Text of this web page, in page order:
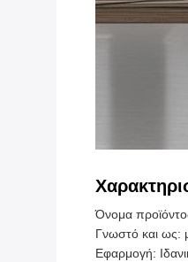
Όνομα
Γνωστό και ως:
Εφαρμογή: